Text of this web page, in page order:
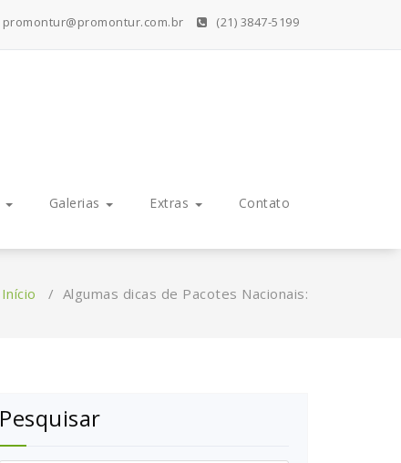
promontur@promontur.com.br (21) 3847-5199
Galerias Extras Contato
Início / Algumas dicas de Pacotes Nacionais:
Pesquisar